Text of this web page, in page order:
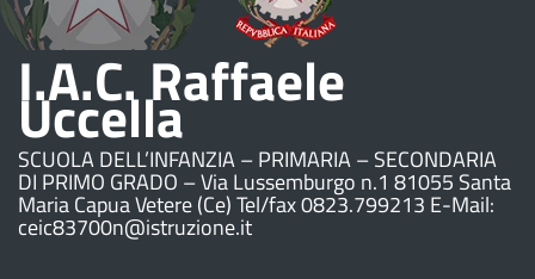
I.A.C. Raffaele
Uccella
SCUOLA DELL’INFANZIA – PRIMARIA – SECONDARIA
DI PRIMO GRADO – Via Lussemburgo n.1 81055 Santa
Maria Capua Vetere (Ce) Tel/fax 0823.799213 E-Mail:
ceic83700n@istruzione.it